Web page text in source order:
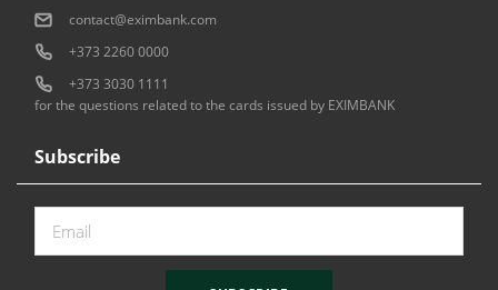
Subscribe
contact@eximbank.com
+373 2260 0000
+373 3030 1111
for the questions related to the cards issued by EXIMBANK